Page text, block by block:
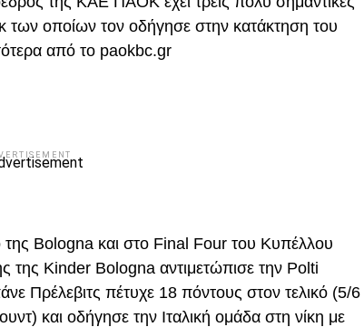
των οποίων τον οδήγησε στην κατάκτηση του
από το paokbc.gr
Bologna και στο Final Four του Κυπέλλου
της Kinder Bologna αντιμετώπισε την Polti
Πρέλεβιτς πέτυχε 18 πόντους στον τελικό (5/6
και οδήγησε την Ιταλική ομάδα στη νίκη με